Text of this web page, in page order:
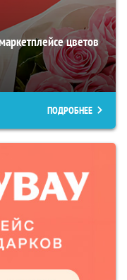
цветов
ПОДРОБНЕЕ